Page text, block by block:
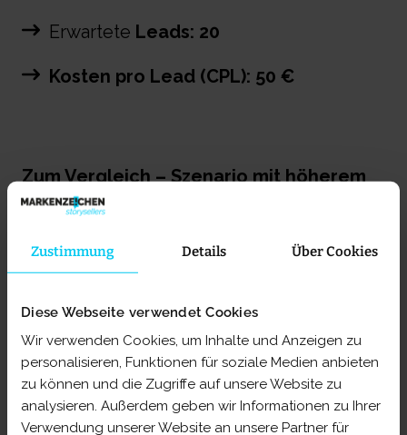
Zustimmung Details Über Cookies
Diese Webseite verwendet Cookies
Wir verwenden Cookies, um Inhalte und Anzeigen zu
personalisieren, Funktionen für soziale Medien anbieten
zu können und die Zugriffe auf unsere Website zu
analysieren. Außerdem geben wir Informationen zu Ihrer
Verwendung unserer Website an unsere Partner für
Erwartete Leads: 20
Kosten pro Lead (CPL): 50 €
Zum Vergleich – Szenario mit höherem
Wettbewerb:
Branchen, etwa im Finanz- oder
Versicherungssektor, sind die Klickpreise
oft deutlich höher, was zur Folge hat, dass
weniger Leads generieren lassen, wie
MonatlichesWerbebudget: 1.000 €
DurchschnittlicherKlickpreis(CPC): 5 €